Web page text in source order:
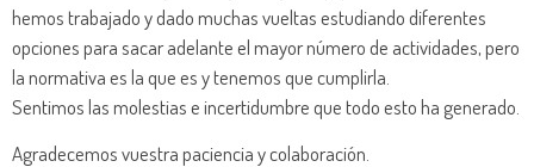
hemos trabajado y dado muchas vueltas estudiando diferentes
opciones para sacar adelante el mayor número de actividades, pero
la normativa es la que es y tenemos que cumplirla.
Sentimos las molestias e incertidumbre que todo esto ha generado.
Agradecemos vuestra paciencia y colaboración.